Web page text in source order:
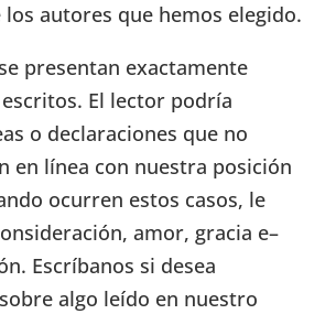
autores que hemos elegido.
presentan exactamente
El lector podría
o declaraciones que no
en línea con nuestra posición
ocurren estos casos, le
amor, gracia e–
Escríbanos si desea
algo leído en nuestro